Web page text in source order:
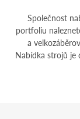
Společnost
portfoliu
a
Nabídka strojů je